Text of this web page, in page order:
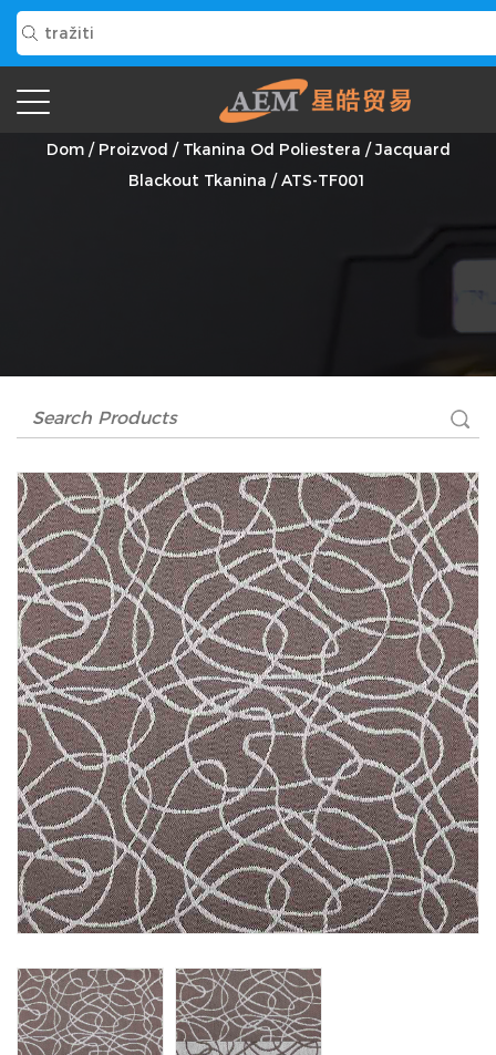
ATS-TF001 Dobavljač
Dom/ Proizvod / Tkanina Od Poliestera /Jacquard
Blackout Tkanina /ATS-TF001